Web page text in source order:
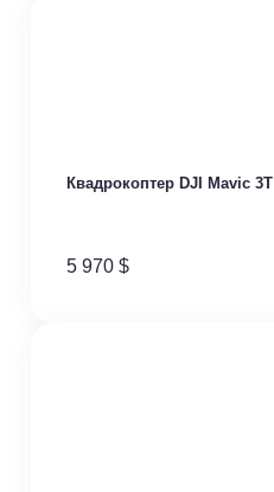
Квадрокоптер DJI Mavic 3T
5 970 $